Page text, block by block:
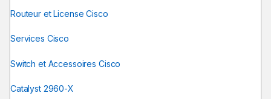
Routeur et License Cisco
Services Cisco
Switch et Accessoires Cisco
Catalyst 2960-X